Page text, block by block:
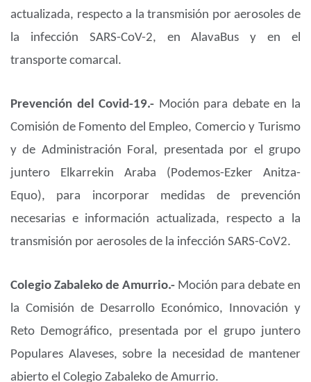
actualizada, respecto a la transmisión por aerosoles de
la infección SARS-CoV-2, en AlavaBus y en el
transporte comarcal.
Prevención del Covid-19.- Moción para debate en la
Comisión de Fomento del Empleo, Comercio y Turismo
y de Administración Foral, presentada por el grupo
juntero Elkarrekin Araba (Podemos-Ezker Anitza-
Equo), para incorporar medidas de prevención
necesarias e información actualizada, respecto a la
transmisión por aerosoles de la infección SARS-CoV2.
Colegio Zabaleko de Amurrio.- Moción para debate en
la Comisión de Desarrollo Económico, Innovación y
Reto Demográfico, presentada por el grupo juntero
Populares Alaveses, sobre la necesidad de mantener
abierto el Colegio Zabaleko de Amurrio.